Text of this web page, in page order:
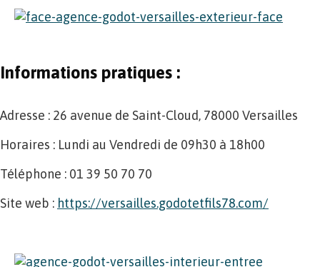
Informations pratiques :
Adresse : 26 avenue de Saint-Cloud, 78000 Versailles
Horaires : Lundi au Vendredi de 09h30 à 18h00
Téléphone : 01 39 50 70 70
Site web : https://versailles.godotetfils78.com/